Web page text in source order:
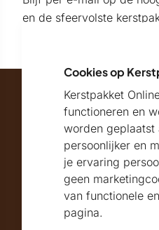
en de sfeervolste
Maatschappelijk partner
Beoordeeld met
Uitstekend
beoordeeld
Volg ons
Cookies op
Kerstpakket
functioneren en
worden
persoonlijker en
je ervaring
geen
van functionele
pagina.